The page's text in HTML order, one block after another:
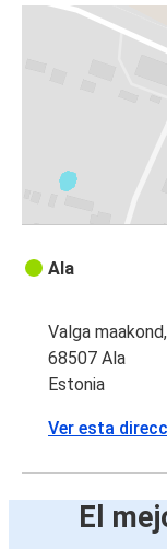
Ala
Valga
68507 Ala
Estonia
Ver esta
El